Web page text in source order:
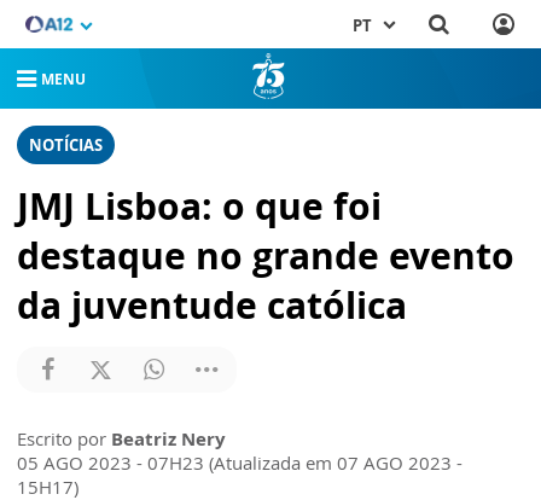
PT
MENU
NOTÍCIAS
JMJ Lisboa: o que foi
destaque no grande evento
da juventude católica
Escrito por Beatriz Nery
05 AGO 2023 - 07H23 (Atualizada em 07 AGO 2023 -
15H17)